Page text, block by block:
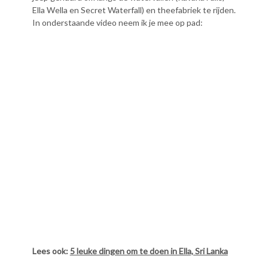
Ella Wella en Secret Waterfall) en theefabriek te rijden.
In onderstaande video neem ik je mee op pad:
Lees ook:5 leuke dingen om te doen in Ella, Sri Lanka